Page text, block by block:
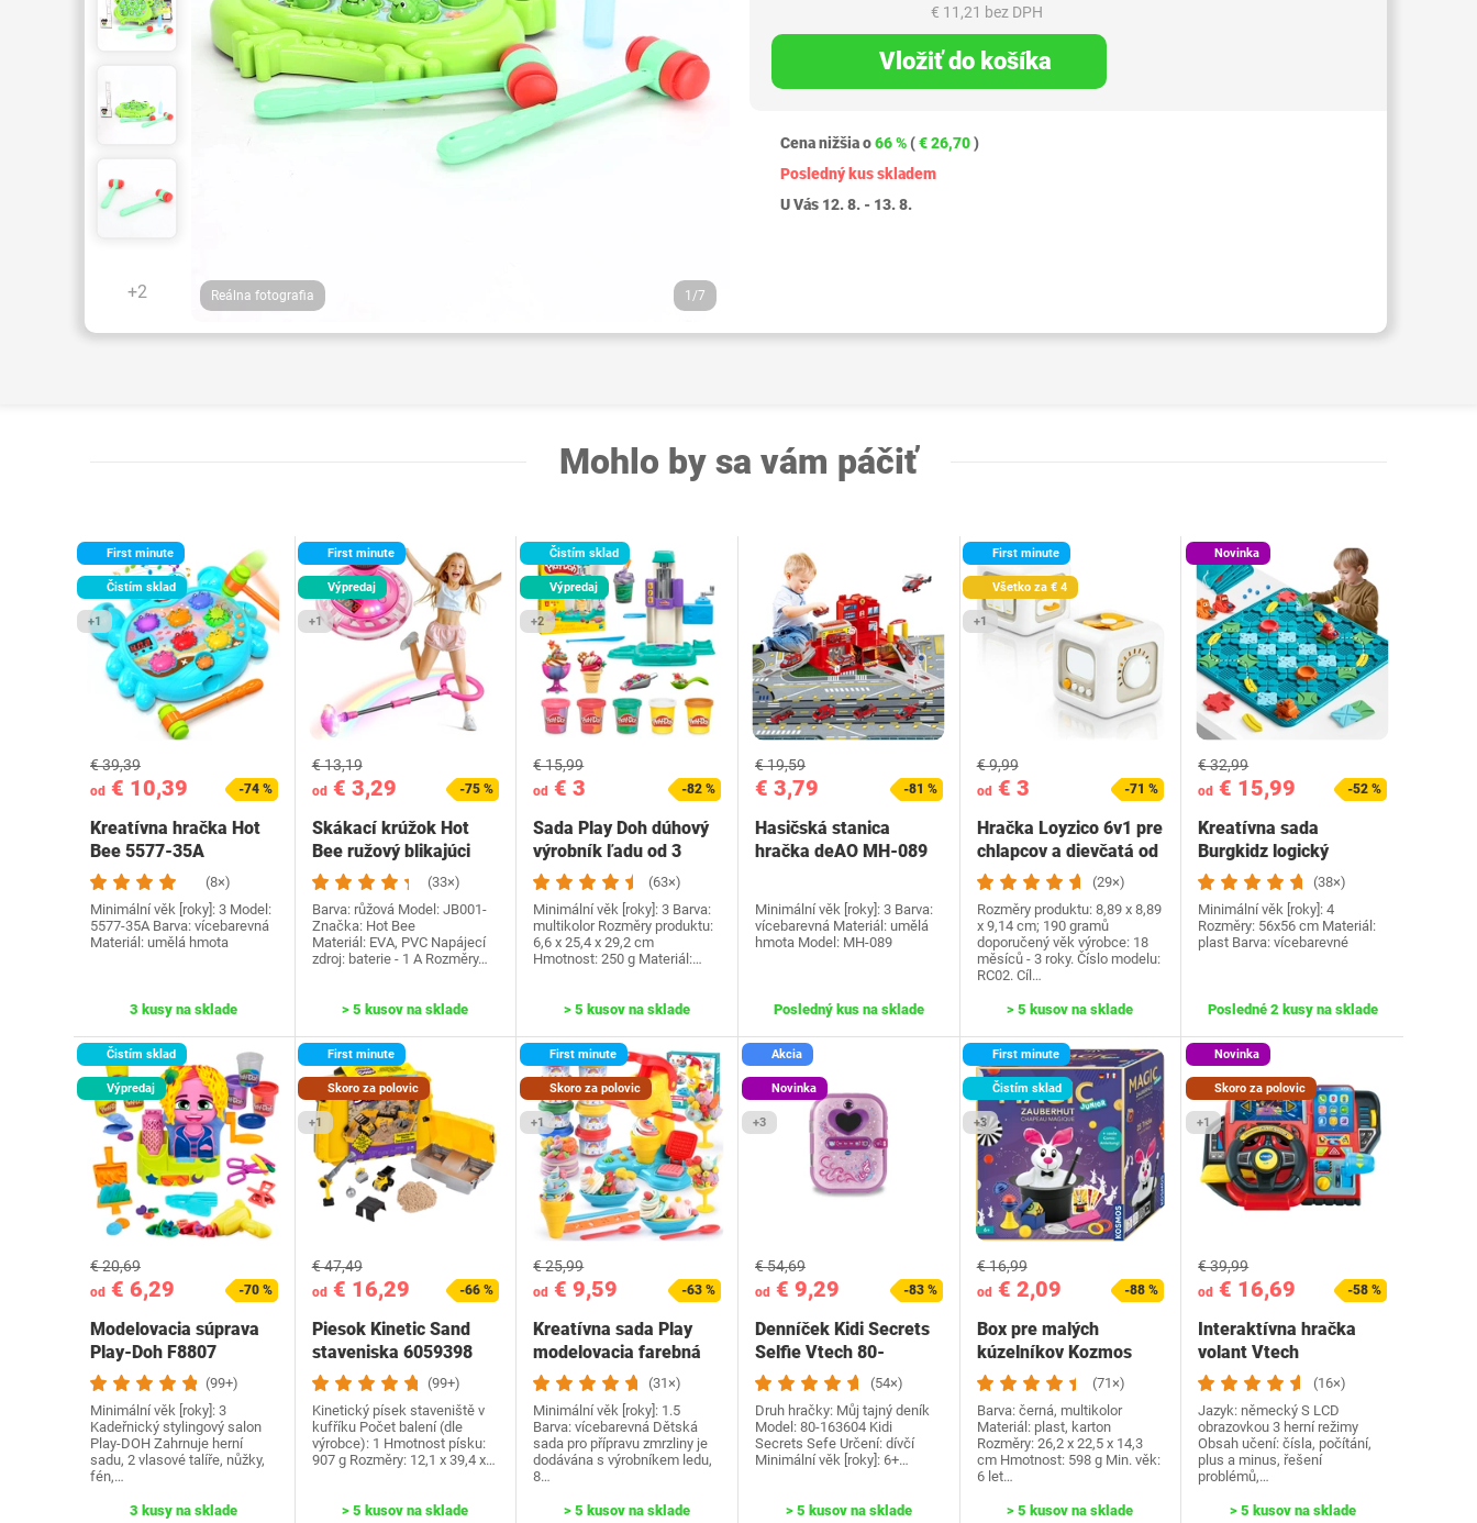
+2 Reálna fotografia 1/7
€ 11,21 bez DPH
Vložiť do košíka
Cena nižšia o66 % (€ 26,70)
Posledný kus skladem
U Vás 12. 8. - 13. 8.
Mohlo by sa vám páčiť
First minute
Čistím sklad
+1
od € 10,39
€ 39,39
-74 %
Kreatívna hračka Hot
Bee 5577-35A
(8×)
Minimální věk [roky]: 3 Model:
‎5577-35A Barva: vícebarevná
Materiál: umělá hmota
3 kusy na sklade
First minute
Výpredaj
+1
od€ 3,29
€ 13,19
-75 %
Skákací krúžok Hot
Bee ružový blikajúci
(33×)
Barva: růžová Model: JB001-
Značka: Hot Bee
Materiál: EVA, PVC Napájecí
zdroj: baterie - 1 A Rozměry…
> 5 kusov na sklade
Čistím sklad
Výpredaj
+2
od € 3
€ 15,99
-82 %
Sada Play Doh dúhový
výrobník ľadu od 3
rokov
(63×)
Minimální věk [roky]: 3 Barva:
multikolor Rozměry produktu:
6,6 x 25,4 x 29,2 cm
Hmotnost: 250 g Materiál:…
> 5 kusov na sklade
€ 3,79
€ 19,59
-81 %
Hasičská stanica
hračka deAO MH-089
Minimální věk [roky]: 3 Barva:
vícebarevná Materiál: umělá
hmota Model: ‎MH-089
Posledný kus na sklade
First minute
Všetko za € 4
+1
od€ 3
€ 9,99
-71 %
Hračka Loyzico 6v1 pre
chlapcov a dievčatá od
1 roka,…
(29×)
Rozměry produktu: 8,89 x 8,89
x 9,14 cm; 190 gramů
doporučený věk výrobce: 18
měsíců - 3 roky. Číslo modelu:
RC02. Cíl…
> 5 kusov na sklade
Novinka
od € 15,99
€ 32,99
-52 %
Kreatívna sada
Burgkidz logický
staviteľ
(38×)
Minimální věk [roky]: 4
Rozměry: 56x56 cm Materiál:
plast Barva: vícebarevné
Posledné 2 kusy na sklade
Čistím sklad
Výpredaj
od € 6,29
€ 20,69
-70 %
Modelovacia súprava
Play-Doh ‎F8807
(99+)
Minimální věk [roky]: 3
Kadeřnický stylingový salon
Play-DOH Zahrnuje herní
sadu, 2 vlasové talíře, nůžky,
fén,…
3 kusy na sklade
First minute
Skoro za polovic
+1
od€ 16,29
€ 47,49
-66 %
Piesok Kinetic Sand
staveniska 6059398
(99+)
Kinetický písek staveniště v
kufříku Počet balení (dle
výrobce): 1 Hmotnost písku:
907 g Rozměry: 12,1 x 39,4 x…
> 5 kusov na sklade
First minute
Skoro za polovic
+1
od € 9,59
€ 25,99
-63 %
Kreatívna sada Play
modelovacia farebná
(31×)
Minimální věk [roky]: 1.5
Barva: vícebarevná Dětská
sada pro přípravu zmrzliny je
dodávána s výrobníkem ledu,
8…
> 5 kusov na sklade
Akcia
Novinka
+3
od€ 9,29
€ 54,69
-83 %
Denníček Kidi Secrets
Selfie Vtech 80-
163604
(54×)
Druh hračky: Můj tajný deník
Model: 80-163604 Kidi
Secrets Sefe Určení: dívčí
Minimální věk [roky]: 6+…
> 5 kusov na sklade
First minute
Čistím sklad
+3
od€ 2,09
€ 16,99
-88 %
Box pre malých
kúzelníkov Kozmos
694302
(71×)
Barva: černá, multikolor
Materiál: plast, karton
Rozměry: 26,2 x 22,5 x 14,3
cm Hmotnost: 598 g Min. věk:
6 let…
> 5 kusov na sklade
Novinka
Skoro za polovic
+1
od € 16,69
€ 39,99
-58 %
Interaktívna hračka
volant Vtech
(16×)
Jazyk: německý S LCD
obrazovkou 3 herní režimy
Obsah učení: čísla, počítání,
plus a minus, řešení
problémů,…
> 5 kusov na sklade